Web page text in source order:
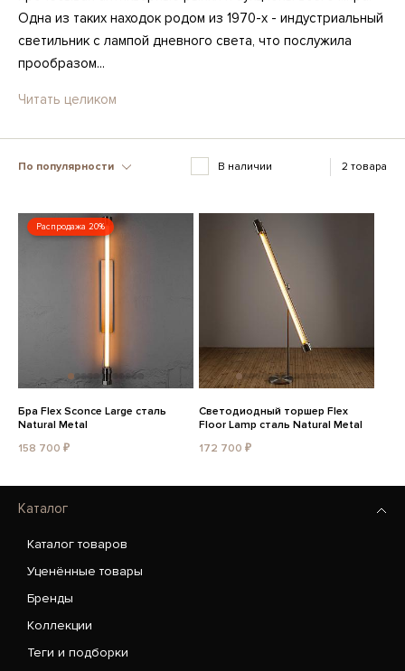
Одна из таких находок родом из 1970-х - индустриальный
светильник с лампой дневного света, что послужила
прообразом...
Читать целиком
По популярности В наличии 2 товара
Распродажа 20%
Бра Flex Sconce Large сталь
Natural Metal
158 700 ₽
Светодиодный торшер Flex
Floor Lamp сталь Natural Metal
172 700 ₽
Каталог
Каталог товаров
Уценённые товары
Бренды
Коллекции
Теги и подборки